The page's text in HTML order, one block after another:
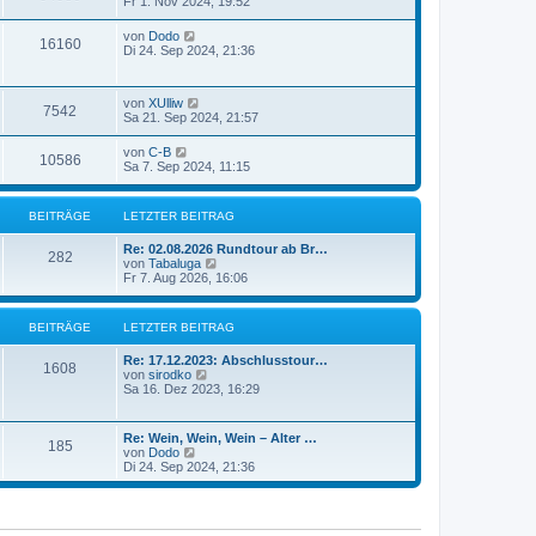
16160 von Dodo
Di 24. Sep 2024, 21:36
7542 von XUlliw
Sa 21. Sep 2024, 21:57
10586 von C-B
Sa 7. Sep 2024, 11:15
BEITRÄGE LETZTER BEITRAG
282
Re: 02.08.2026 Rundtour ab Br…
von Tabaluga
e
e
t
e
r
e
t
a
g
Fr 7. Aug 2026, 16:06
BEITRÄGE LETZTER BEITRAG
1608
Re: 17.12.2023: Abschlusstour…
von sirodko
e
s
t
e
r
B
t
Sa 16. Dez 2023, 16:29
185
Re: Wein, Wein, Wein – Alter …
von Dodo
e
u
Di 24. Sep 2024, 21:36